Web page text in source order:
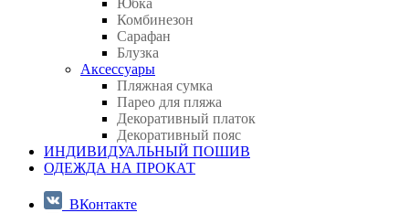
Юбка
Комбинезон
Сарафан
Блузка
Аксессуары
Пляжная сумка
Парео для пляжа
Декоративный платок
Декоративный пояс
ИНДИВИДУАЛЬНЫЙ ПОШИВ
ОДЕЖДА НА ПРОКАТ
ВКонтакте